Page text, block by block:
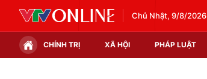
Chủ Nhật, 9/8/2026
CHÍNH TRỊ XÃ HỘI PHÁP LUẬT